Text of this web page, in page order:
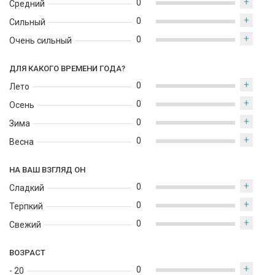
Средний
Сильный
Очень сильный
0
0 +
0 +
ДЛЯ КАКОГО ВРЕМЕНИ ГОДА?
Лето
Осень
Зима
Весна
0 +
0 +
0 +
0 +
НА ВАШ ВЗГЛЯД ОН
Сладкий
Терпкий
Свежий
0 +
0 +
0 +
ВОЗРАСТ
- 20 0 +